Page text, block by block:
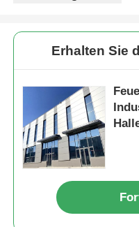
Mehrstöckige
Industrielle
Öffentliches
Erhalten Sie